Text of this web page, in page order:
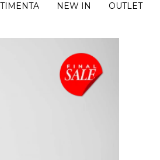
NEW IN OUTLET